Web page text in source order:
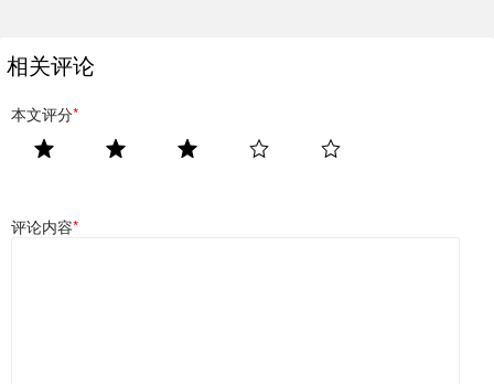
相关评论
本文评分*
评论内容*